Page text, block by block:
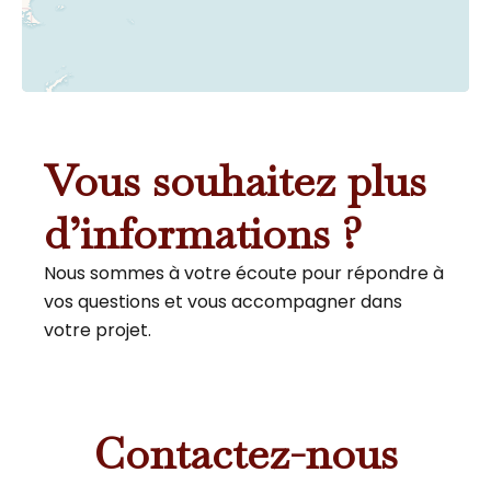
Vous souhaitez plus
d’informations ?
Nous sommes à votre écoute pour répondre à
vos questions et vous accompagner dans
votre projet.
Contactez-nous